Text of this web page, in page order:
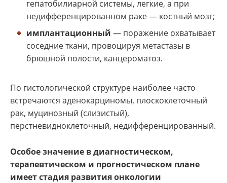
гепатобилиарной системы, легкие, а при
недифференцированном раке — костный мозг;
имплантационный — поражение охватывает
соседние ткани, провоцируя метастазы в
брюшной полости, канцероматоз.
По гистологической структуре наиболее часто
встречаются аденокарциномы, плоскоклеточный
рак, муцинозный (слизистый),
перстневидноклеточный, недифференцированный.
Особое значение в диагностическом,
терапевтическом и прогностическом плане
имеет стадия развития онкологии